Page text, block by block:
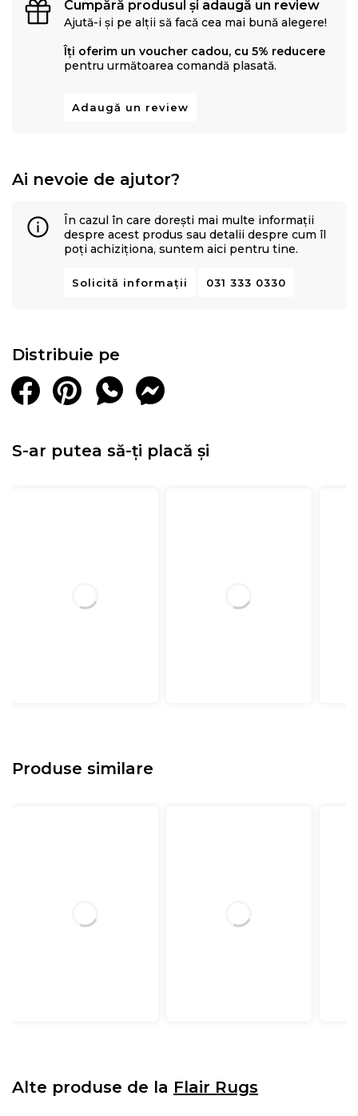
Cumpără produsul și adaugă un review
Ajută-i și pe alții să facă cea mai bună alegere!
Îți oferim un voucher cadou, cu 5% reducere
pentru următoarea comandă plasată.
Adaugă un review
Ai nevoie de ajutor?
În cazul în care dorești mai multe informații
despre acest produs sau detalii despre cum îl
poți achiziționa, suntem aici pentru tine.
Solicită informații 031 333 0330
Distribuie pe
S-ar putea să-ți placă și
Produse similare
Alte produse de la Flair Rugs